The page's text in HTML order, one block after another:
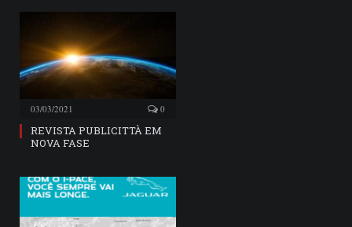
03/03/2021 0
REVISTA PUBLICITTÀ EM
NOVA FASE